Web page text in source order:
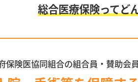
総合医療保険ってど
保険医協同組合の組合員・賛助会